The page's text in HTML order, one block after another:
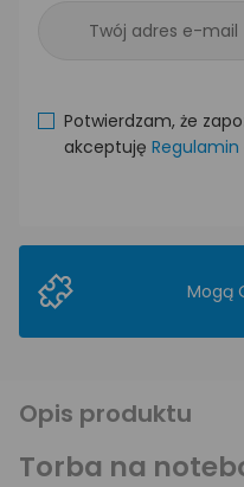
Potwierdzam, że
akceptuję Regulamin
Mogą
Opis produktu
Torba na